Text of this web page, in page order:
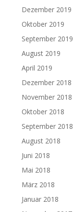
Dezember 2019
Oktober 2019
September 2019
August 2019
April 2019
Dezember 2018
November 2018
Oktober 2018
September 2018
August 2018
Juni 2018
Mai 2018
März 2018
Januar 2018